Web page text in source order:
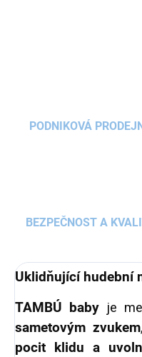
PODNIKOVÁ
BEZPEČNOST A
Uklidňující hudební
TAMBÚ babyje
sametovým zvukem
pocit klidu a